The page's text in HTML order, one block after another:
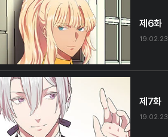
제6화
19.02.23
제7화
19.02.23